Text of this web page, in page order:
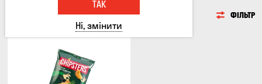
ФІЛЬТР
ТАК
Ні, змінити